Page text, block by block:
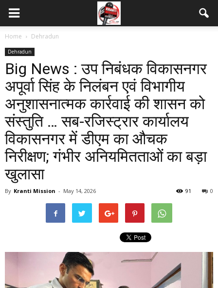
Home Dehradun
Dehradun
Big News : उप निबंधक विकासनगर
अपूर्वा सिंह के निलंबन एवं विभागीय
अनुशासनात्मक कार्रवाई की शासन को
संस्तुति … सब-रजिस्ट्रार कार्यालय
विकासनगर में डीएम का औचक
निरीक्षण; गंभीर अनियमितताओं का बड़ा
खुलासा
By Kranti Mission - May 14, 2026 0
91